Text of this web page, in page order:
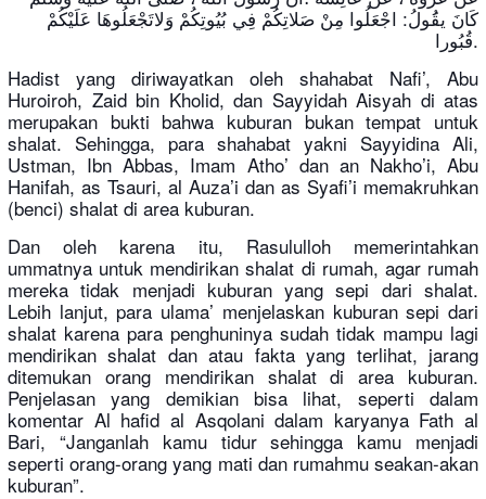
كَانَ يقَُولُ: اجْعَلُوا مِنْ صَلاتِكُمْ فِي بُيُوتِكُمْ وَلاتَجْعَلُوهَا عَلَيْكُمْ
قُبُورا.
Hadist yang diriwayatkan oleh shahabat Nafi’, Abu
Huroiroh, Zaid bin Kholid, dan Sayyidah Aisyah di atas
merupakan bukti bahwa kuburan bukan tempat untuk
shalat. Sehingga, para shahabat yakni Sayyidina Ali,
Ustman, Ibn Abbas, Imam Atho’ dan an Nakho’i, Abu
Hanifah, as Tsauri, al Auza’i dan as Syafi’i memakruhkan
(benci) shalat di area kuburan.
Dan oleh karena itu, Rasululloh memerintahkan
ummatnya untuk mendirikan shalat di rumah, agar rumah
mereka tidak menjadi kuburan yang sepi dari shalat.
Lebih lanjut, para ulama’ menjelaskan kuburan sepi dari
shalat karena para penghuninya sudah tidak mampu lagi
mendirikan shalat dan atau fakta yang terlihat, jarang
ditemukan orang mendirikan shalat di area kuburan.
Penjelasan yang demikian bisa lihat, seperti dalam
komentar Al hafid al Asqolani dalam karyanya Fath al
Bari, “Janganlah kamu tidur sehingga kamu menjadi
seperti orang-orang yang mati dan rumahmu seakan-akan
kuburan”.